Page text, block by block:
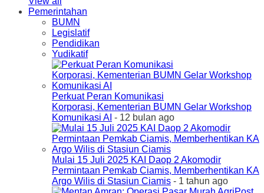
Pemerintahan
BUMN
Legislatif
Pendidikan
Yudikatif
Perkuat Peran Komunikasi
Korporasi, Kementerian BUMN Gelar Workshop
Komunikasi AI - 12 bulan ago
Mulai 15 Juli 2025 KAI Daop 2 Akomodir
Permintaan Pemkab Ciamis, Memberhentikan KA
Argo Wilis di Stasiun Ciamis - 1 tahun ago